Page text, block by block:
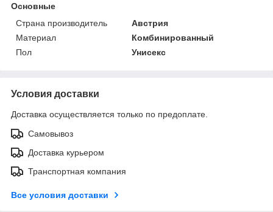
Основные
Страна производитель
Австрия
Материал
Комбинированный
Пол
Унисекс
Условия доставки
Доставка осуществляется только по предоплате.
Самовывоз
Доставка курьером
Транспортная компания
Все условия доставки